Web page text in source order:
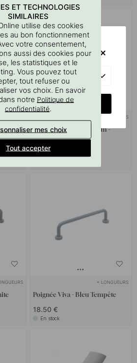
+ COULEURS
Poignée Lounge - 160mm -
Cuivre Brossé
22 €
+ LONGUEURS
Poignée Viva - Bleu Tempête
18.50 €
En stock
ET TECHNOLOGIES
SIMILAIRES
utilise des cookies
au bon fonctionnement
votre consentement,
aussi des cookies pour
les statistiques et le
Vous pouvez tout
tout refuser ou
vos choix. En savoir
notre Politique de
confidentialité.
mes choix
Tout accepter
VISIT?
COUNTRY